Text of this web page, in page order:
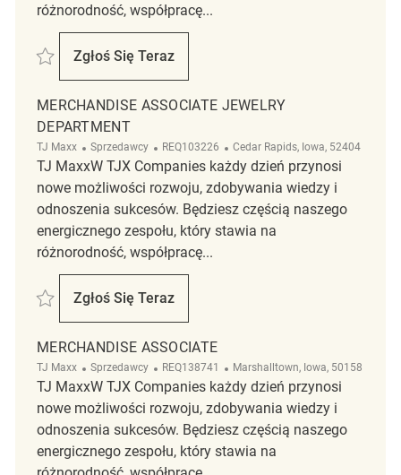
różnorodność, współpracę...
Zapisać Merchandise Associate REQ122832
Zgłoś Się Teraz
Merchandise Associate
MERCHANDISE ASSOCIATE JEWELRY
DEPARTMENT
TJ Maxx Kategoria
Sprzedawcy ReqId
REQ103226 Lokalizacja
Cedar Rapids, Iowa, 52404
TJ MaxxW TJX Companies każdy dzień przynosi
nowe możliwości rozwoju, zdobywania wiedzy i
odnoszenia sukcesów. Będziesz częścią naszego
energicznego zespołu, który stawia na
różnorodność, współpracę...
Zapisać Merchandise Associate Jewelry Department REQ103226
Zgłoś Się Teraz
Merchandise Associate Jewelry
MERCHANDISE ASSOCIATE
TJ Maxx Kategoria
Sprzedawcy ReqId
REQ138741 Lokalizacja
Marshalltown, Iowa, 50158
TJ MaxxW TJX Companies każdy dzień przynosi
nowe możliwości rozwoju, zdobywania wiedzy i
odnoszenia sukcesów. Będziesz częścią naszego
energicznego zespołu, który stawia na